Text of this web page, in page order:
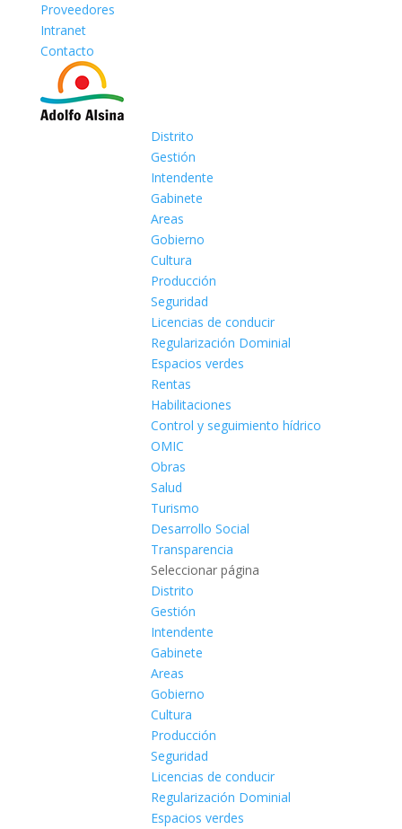
Proveedores
Intranet
Contacto
Distrito
Gestión
Intendente
Gabinete
Areas
Gobierno
Cultura
Producción
Seguridad
Licencias de conducir
Regularización Dominial
Espacios verdes
Rentas
Habilitaciones
Control y seguimiento hídrico
OMIC
Obras
Salud
Turismo
Desarrollo Social
Transparencia
Seleccionar página
Distrito
Gestión
Intendente
Gabinete
Areas
Gobierno
Cultura
Producción
Seguridad
Licencias de conducir
Regularización Dominial
Espacios verdes